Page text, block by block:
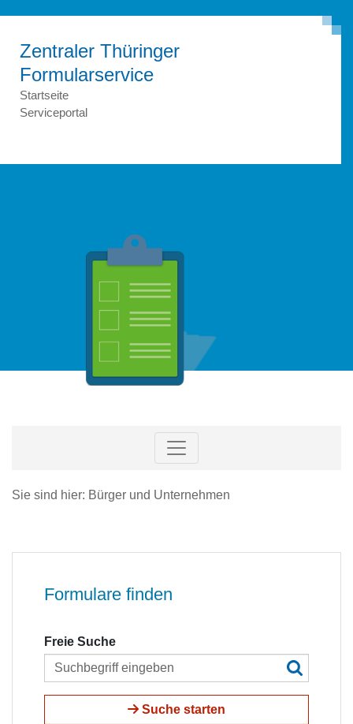
Zentraler Thüringer
Formular­service
Startseite
Serviceportal
Sie sind hier: Bürger und Unternehmen
Formulare finden
Freie Suche
Suche starten